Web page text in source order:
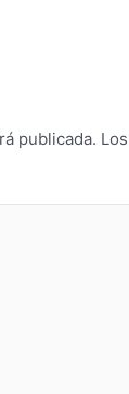
publicada.